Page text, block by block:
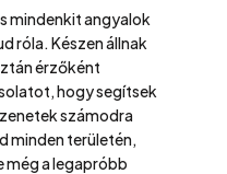
mindenkit angyalok
róla. Készen állnak
érzőként
hogy segítsek
számodra
minden területén,
még a legapróbb